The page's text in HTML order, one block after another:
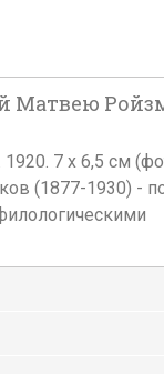
Матвею
7 х 6,5 см
(1877-1930) -